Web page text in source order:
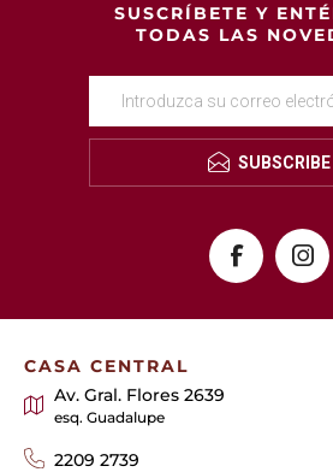
SUSCRÍBETE Y
TODAS LAS
SUBSCRIBE
CASA CENTRAL
Av. Gral. Flores 2639
esq. Guadalupe
2209 2739